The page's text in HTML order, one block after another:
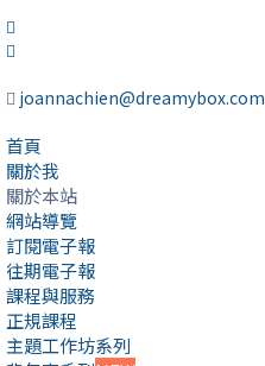
joannachien@dreamybox.com
首頁
關於我
關於本站
網站導覽
訂閱電子報
往期電子報
課程與服務
正規課程
主題工作坊系列